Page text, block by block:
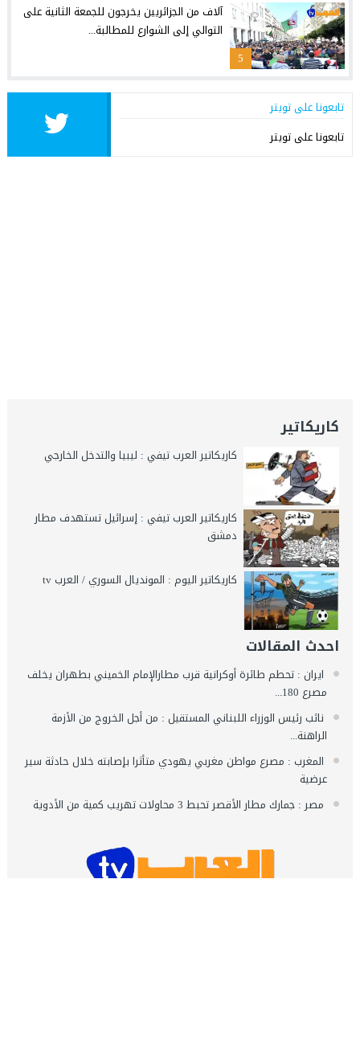
5
آلاف من الجزائريين يخرجون للجمعة الثانية على
التوالي إلى الشوارع للمطالبة...
تابعونا على تويتر
تابعونا على تويتر
كاريكاتير
كاريكاتير العرب تيفي : ليبيا والتدخل الخارجي
كاريكاتير العرب تيفي : إسرائيل تستهدف مطار
دمشق
كاريكاتير اليوم : المونديال السوري / العرب tv
احدث المقالات
ايران : تحطم طائرة أوكرانية قرب مطارالإمام الخميني بطهران يخلف
مصرع 180...
نائب رئيس الوزراء اللبناني المستقيل : من أجل الخروج من الأزمة
الراهنة...
المغرب : مصرع مواطن مغربي يهودي متأثرا بإصابته خلال حادثة سير
عرضية
مصر : جمارك مطار الأقصر تحبط 3 محاولات تهريب كمية من الأدوية